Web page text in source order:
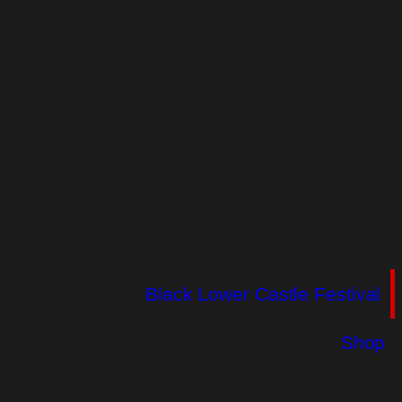
Black Lower Castle Festival
Shop